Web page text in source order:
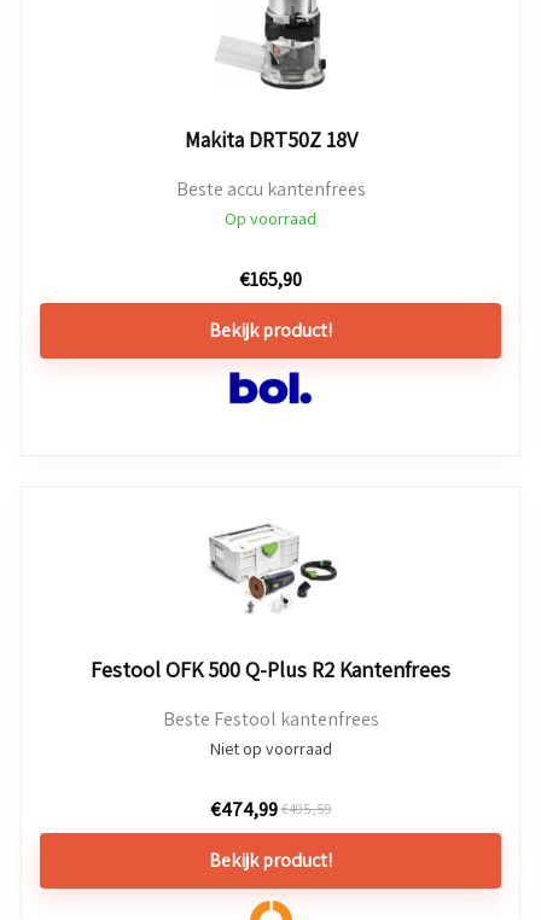
Makita DRT50Z 18V
Beste accu kantenfrees
Op voorraad
€165,90
Bekijk product!
Festool OFK 500 Q-Plus R2 Kantenfrees
Beste Festool kantenfrees
Niet op voorraad
€474,99€495,59
Bekijk product!